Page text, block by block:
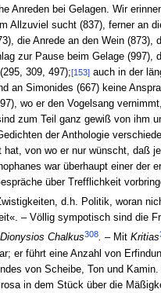
Anreden bei Gelagen. Wir
Allzuviel sucht (837), ferner an
die Anrede an den Wein (873),
zur Pause beim Gelage (997),
309, 497);[153]auch in der
an Simonides (667) keine
wo er den Vogelsang
zum Teil ganz gewiß von ihm
der Anthologie
von wo er nur wünscht, daß
war überhaupt einer der
über Trefflichkeit
d.h. Politik, woran
– Völlig sympotisch sind die
Dionysios Chalkus308. –Mit Kritias
er führt eine Anzahl von
von Scheibe, Ton und
in dem Stück über die